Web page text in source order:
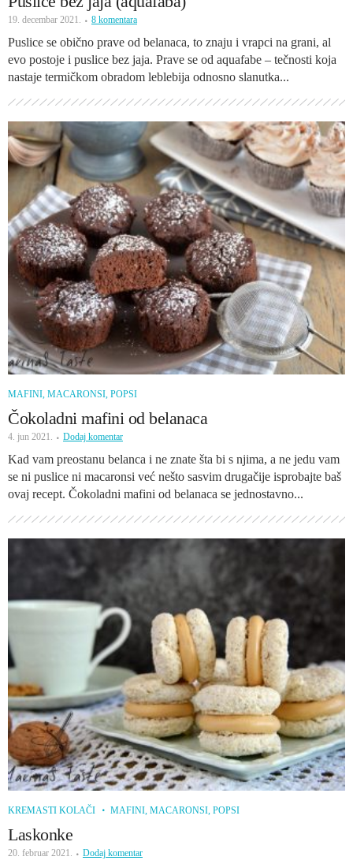
19. decembar 2021. 8 komentara
Puslice se obično prave od belanaca, to znaju i vrapci na grani, al
evo postoje i puslice bez jaja. Prave se od aquafabe – tečnosti koja
nastaje termičkom obradom leblebija odnosno slanutka...
MAFINI, MACARONSI, POPSI
Čokoladni mafini od belanaca
4. jun 2021. Dodaj komentar
Kad vam preostanu belanca i ne znate šta bi s njima, a ne jedu vam
se ni puslice ni macaronsi već nešto sasvim drugačije isprobajte baš
ovaj recept. Čokoladni mafini od belanaca se jednostavno...
KREMASTI KOLAČI MAFINI, MACARONSI, POPSI
Laskonke
20. februar 2021. Dodaj komentar